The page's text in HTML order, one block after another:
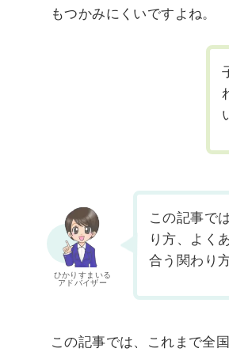
もつかみにくいですよね。
ひかりすまいる
アドバイザー
この記事で
り方、よく
合う関わり
この記事では、これまで全